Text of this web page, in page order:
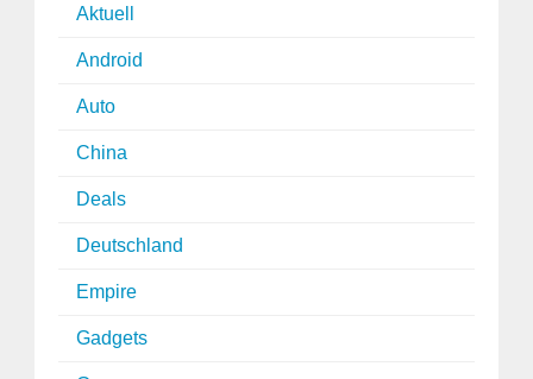
Aktuell
Android
Auto
China
Deals
Deutschland
Empire
Gadgets